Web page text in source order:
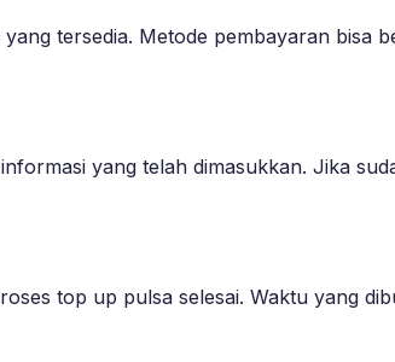
tersedia. Metode pembayaran
yang telah dimasukkan. Jika
top up pulsa selesai. Waktu yang